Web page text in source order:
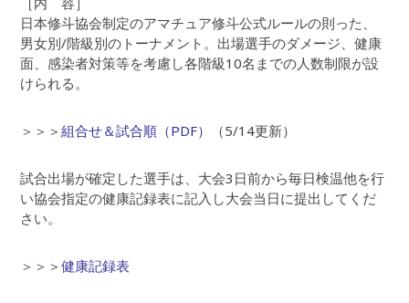
日本修斗協会制定のアマチュア修斗公式ルールの則った、
男女別/階級別のトーナメント。出場選手のダメージ、健康
面、感染者対策等を考慮し各階級10名までの人数制限が設
けられる。
＞＞＞組合せ＆試合順（PDF） （5/14更新）
試合出場が確定した選手は、大会3日前から毎日検温他を行
い協会指定の健康記録表に記入し大会当日に提出してくだ
さい。
＞＞＞健康記録表